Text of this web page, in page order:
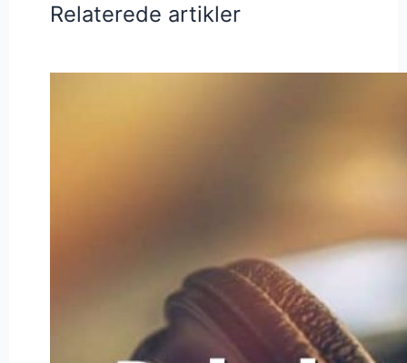
Relaterede artikler